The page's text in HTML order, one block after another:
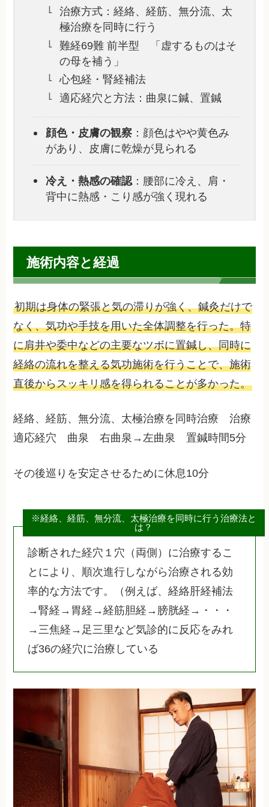
治療方式：経絡、経筋、無分流、太
極治療を同時に行う
難経69難 前半型 「虚するものはそ
の母を補う」
心包経・腎経補法
適応経穴と方法：曲泉に鍼、置鍼
顔色・皮膚の観察 ：顔色はやや黄色み
があり、皮膚に乾燥が見られる
冷え・熱感の確認 ：腰部に冷え、肩・
背中に熱感・こり感が強く現れる
施術内容と経過
初期は身体の緊張と気の滞りが強く、鍼灸だけで
なく、気功や手技を用いた全体調整を行った。特
に肩井や委中などの主要なツボに置鍼し、同時に
経絡の流れを整える気功施術を行うことで、施術
直後からスッキリ感を得られることが多かった。
経絡、経筋、無分流、太極治療を同時治療 治療
適応経穴 曲泉 右曲泉→左曲泉 置鍼時間5分
その後巡りを安定させるために休息10分
※経絡、経筋、無分流、太極治療を同時に行う治療法と
は？
診断された経穴１穴（両側）に治療するこ
とにより、順次進行しながら治療される効
率的な方法です。（例えば、経絡肝経補法
→腎経→胃経→経筋胆経→膀胱経→・・・
→三焦経→足三里など気診的に反応をみれ
ば36の経穴に治療している